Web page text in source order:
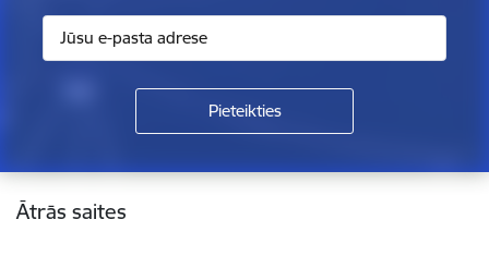
Kājene
Ātrās saites